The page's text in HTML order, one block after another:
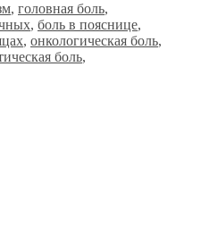
, головная боль,
, боль в пояснице,
, онкологическая боль,
боль,